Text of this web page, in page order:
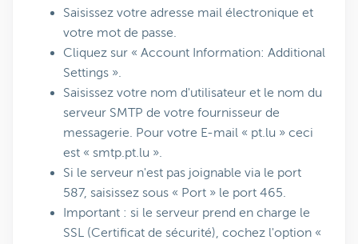
Saisissez votre adresse mail électronique et
votre mot de passe.
Cliquez sur « Account Information: Additional
Settings ».
Saisissez votre nom d'utilisateur et le nom du
serveur SMTP de votre fournisseur de
messagerie. Pour votre E-mail « pt.lu » ceci
est « smtp.pt.lu ».
Si le serveur n'est pas joignable via le port
587, saisissez sous « Port » le port 465.
Important : si le serveur prend en charge le
SSL (Certificat de sécurité), cochez l'option «